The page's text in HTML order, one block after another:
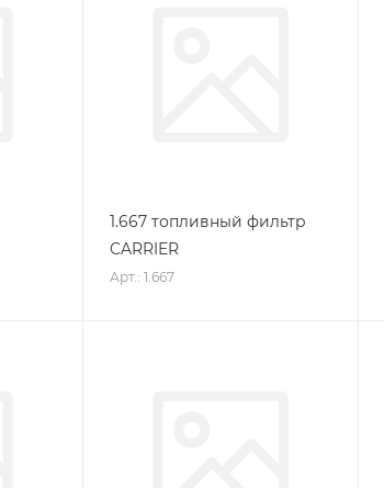
1.667 топливный фильтр
CARRIER
Арт.: 1.667